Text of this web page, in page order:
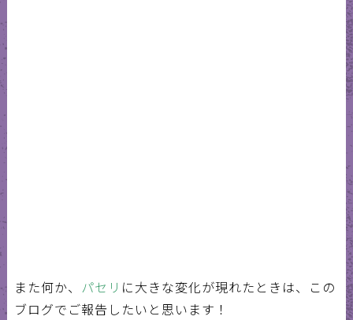
また何か、 パセリ に大きな変化が現れたときは、この
ブログでご報告したいと思います！